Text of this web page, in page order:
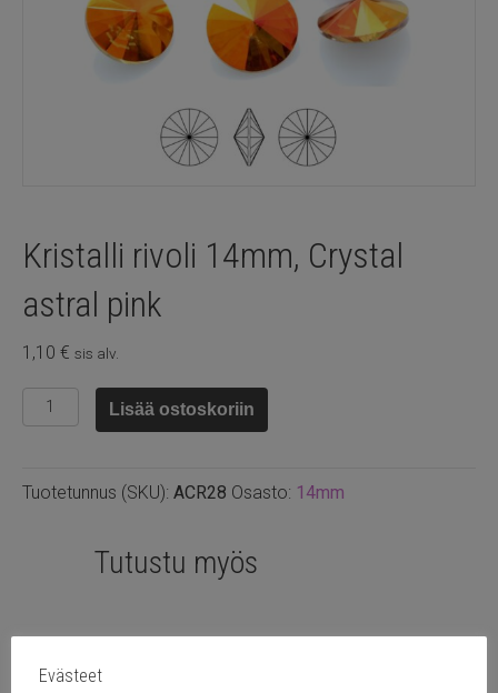
Kristalli rivoli 14mm, Crystal
astral pink
1,10 € sis alv.
Kristalli
rivoli
astral
Lisää ostoskoriin
Tuotetunnus (SKU): ACR28 Osasto: 14mm
Tutustu myös
Evästeet